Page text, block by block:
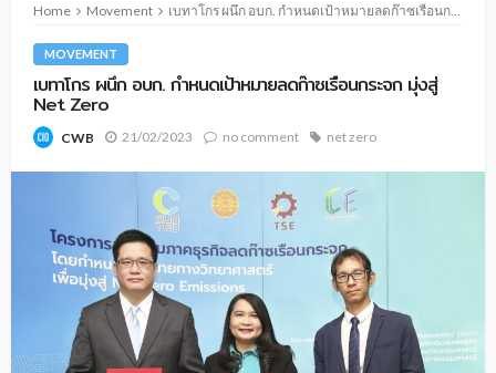
Home Movement เบทาโกร ผนึก อบก. กำหนดเป้าหมายลดก๊าซเรือนกระจก มุ่งสู่ Net Zero
MOVEMENT
เบทาโกร ผนึก อบก. กำหนดเป้าหมายลดก๊าซเรือนกระจก มุ่งสู่
Net Zero
CWB 21/02/2023 no comment net zero